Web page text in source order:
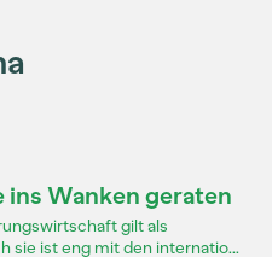
Wanken geraten
gilt als
sie ist eng mit den internatio...